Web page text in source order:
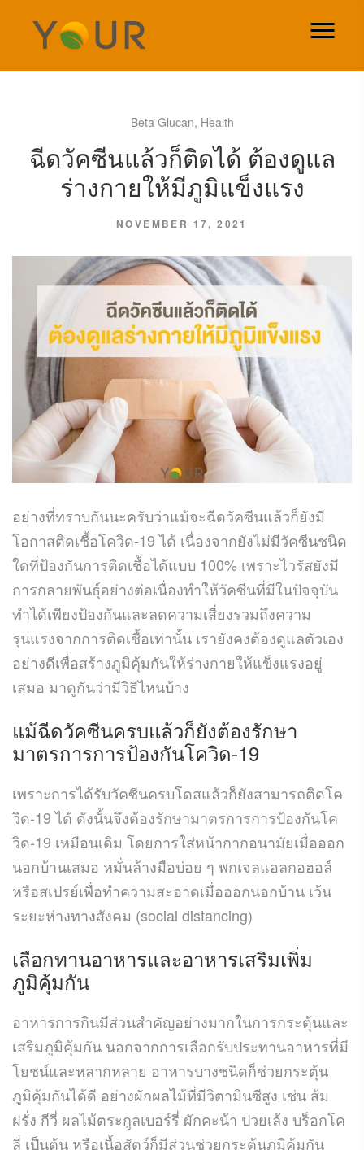
Beta Glucan, Health
ฉีดวัคซีนแล้วก็ติดได้ ต้องดูแล
ร่างกายให้มีภูมิแข็งแรง
NOVEMBER 17, 2021
อย่างที่ทราบกันนะครับว่าแม้จะฉีดวัคซีนแล้วก็ยังมี
โอกาสติดเชื้อโควิด-19 ได้ เนื่องจากยังไม่มีวัคซีนชนิด
ใดที่ป้องกันการติดเชื้อได้แบบ 100% เพราะไวรัสยังมี
การกลายพันธุ์อย่างต่อเนื่องทำให้วัคซีนที่มีในปัจจุบัน
ทำได้เพียงป้องกันและลดความเสี่ยงรวมถึงความ
รุนแรงจากการติดเชื้อเท่านั้น เรายังคงต้องดูแลตัวเอง
อย่างดีเพื่อสร้างภูมิคุ้มกันให้ร่างกายให้แข็งแรงอยู่
เสมอ มาดูกันว่ามีวิธีไหนบ้าง
แม้ฉีดวัคซีนครบแล้วก็ยังต้องรักษา
มาตรการการป้องกันโควิด-19
เพราะการได้รับวัคซีนครบโดสแล้วก็ยังสามารถติดโค
วิด-19 ได้ ดังนั้นจึงต้องรักษามาตรการการป้องกันโค
วิด-19 เหมือนเดิม โดยการใส่หน้ากากอนามัยเมื่อออก
นอกบ้านเสมอ หมั่นล้างมือบ่อย ๆ พกเจลแอลกอฮอล์
หรือสเปรย์เพื่อทำความสะอาดเมื่อออกนอกบ้าน เว้น
ระยะห่างทางสังคม (social distancing)
เลือกทานอาหารและอาหารเสริมเพิ่ม
ภูมิคุ้มกัน
อาหารการกินมีส่วนสำคัญอย่างมากในการกระตุ้นและ
เสริมภูมิคุ้มกัน นอกจากการเลือกรับประทานอาหารที่มี
โยชน์และหลากหลาย อาหารบางชนิดก็ช่วยกระตุ้น
ภูมิคุ้มกันได้ดี อย่างผักผลไม้ที่มีวิตามินซีสูง เช่น ส้ม
ฝรั่ง กีวี่ ผลไม้ตระกูลเบอร์รี่ ผักคะน้า ปวยเล้ง บร็อกโค
ลี่ เป็นต้น หรือเนื้อสัตว์ก็มีส่วนช่วยกระตุ้นภูมิคุ้มกัน